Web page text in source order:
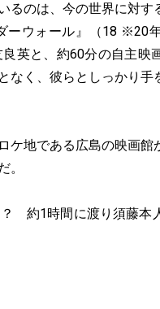
るのは、今の世界に対す
ーウォール』（18 ※20
英と、約60分の自主映
なく、彼らとしっかり手
ケ地である広島の映画館
。
約1時間に渡り須藤本